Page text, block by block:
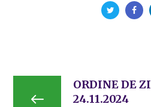
ORDINE DE ZI
24.11.2024